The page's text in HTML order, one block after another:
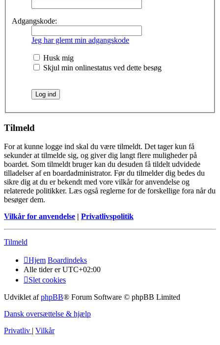
Adgangskode:
Jeg har glemt min adgangskode
Husk mig
Skjul min onlinestatus ved dette besøg
Tilmeld
For at kunne logge ind skal du være tilmeldt. Det tager kun få
sekunder at tilmelde sig, og giver dig langt flere muligheder på
boardet. Som tilmeldt bruger kan du desuden få tildelt udvidede
tilladelser af en boardadministrator. Før du tilmelder dig bedes du
sikre dig at du er bekendt med vore vilkår for anvendelse og
relaterede politikker. Læs også reglerne for de forskellige fora når du
besøger dem.
Vilkår for anvendelse | Privatlivspolitik
Tilmeld
Hjem Boardindeks
Alle tider erUTC+02:00
Slet cookies
Udviklet afphpBB® Forum Software © phpBB Limited
Dansk oversættelse & hjælp
Privatliv | Vilkår